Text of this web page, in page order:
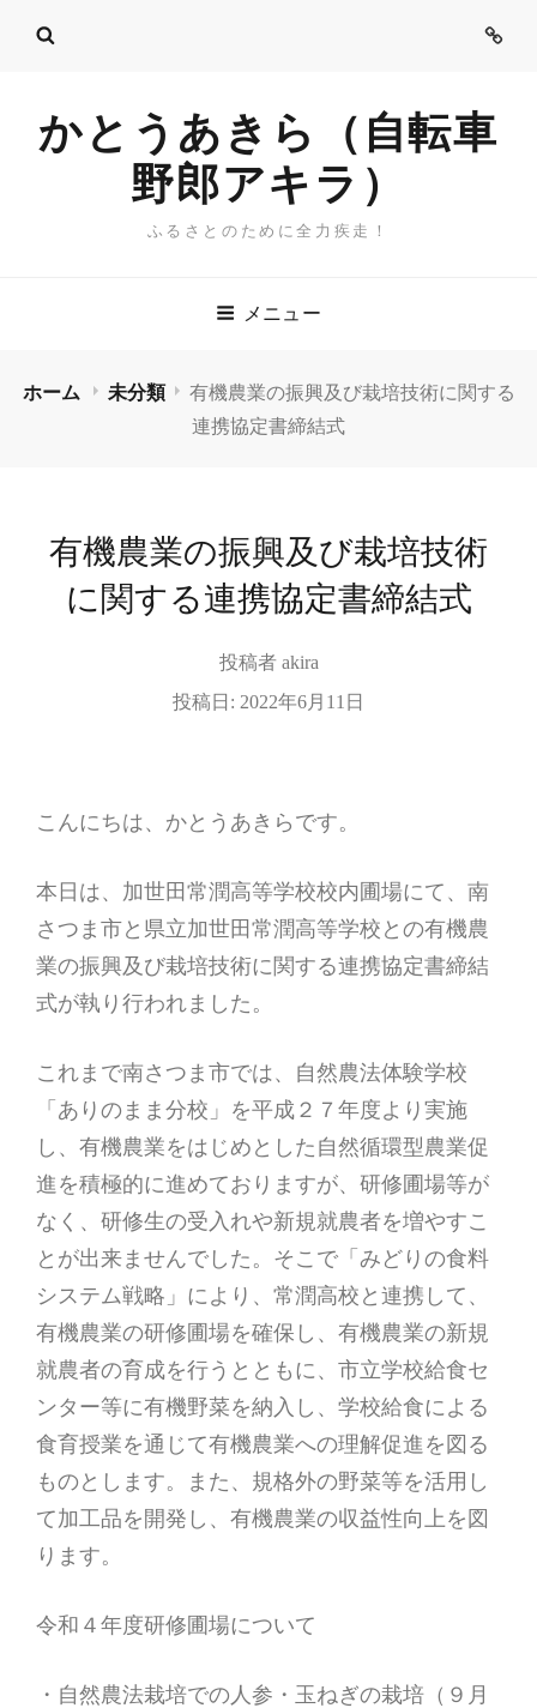
ご
かとうあきら（自転車
野郎アキラ）
ふるさとのために全力疾走！
メニュー
ホーム 未分類
有機農業の振興及び栽培技術に関する
連携協定書締結式
有機農業の振興及び栽培技術
に関する連携協定書締結式
投稿者 akira
投稿日: 2022年6月11日
こんにちは、かとうあきらです。
本日は、加世田常潤高等学校校内圃場にて、南
さつま市と県立加世田常潤高等学校との有機農
業の振興及び栽培技術に関する連携協定書締結
式が執り行われました。
これまで南さつま市では、自然農法体験学校
「ありのまま分校」を平成２７年度より実施
し、有機農業をはじめとした自然循環型農業促
進を積極的に進めておりますが、研修圃場等が
なく、研修生の受入れや新規就農者を増やすこ
とが出来ませんでした。そこで「みどりの食料
システム戦略」により、常潤高校と連携して、
有機農業の研修圃場を確保し、有機農業の新規
就農者の育成を行うとともに、市立学校給食セ
ンター等に有機野菜を納入し、学校給食による
食育授業を通じて有機農業への理解促進を図る
ものとします。また、規格外の野菜等を活用し
て加工品を開発し、有機農業の収益性向上を図
ります。
令和４年度研修圃場について
・自然農法栽培での人参・玉ねぎの栽培（９月